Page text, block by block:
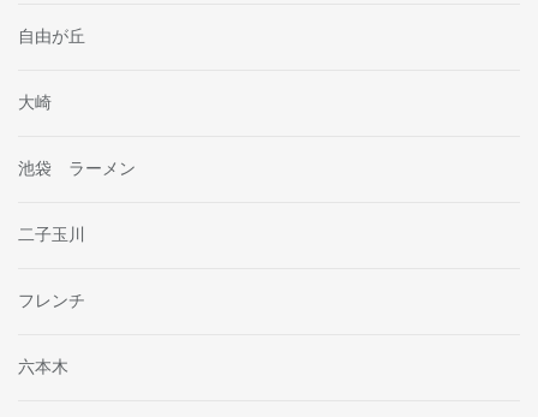
自由が丘
大崎
池袋 ラーメン
二子玉川
フレンチ
六本木